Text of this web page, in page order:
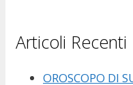
Articoli Recenti
OROSCOPO DI